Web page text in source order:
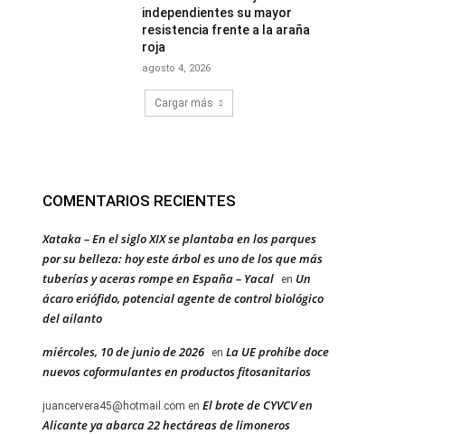
independientes su mayor
resistencia frente a la araña
roja
agosto 4, 2026
Cargar más
COMENTARIOS RECIENTES
Xataka – En el siglo XIX se plantaba en los parques
por su belleza: hoy este árbol es uno de los que más
tuberías y aceras rompe en España – Yacal
en Un
ácaro eriófido, potencial agente de control biológico
del ailanto
miércoles, 10 de junio de 2026 en La UE prohíbe doce
nuevos coformulantes en productos fitosanitarios
juancervera45@hotmail.com en El brote de CYVCV en
Alicante ya abarca 22 hectáreas de limoneros